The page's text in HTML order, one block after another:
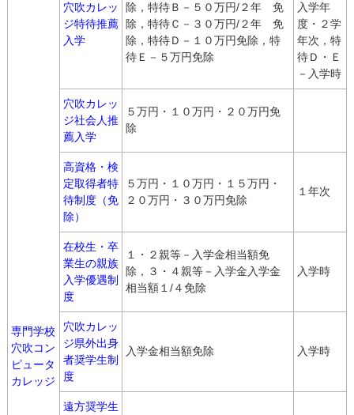
専門学校
穴吹コン
ピュータ
カレッジ
穴吹カレッ
ジ特待推薦
入学
除，特待Ｂ－５０万円/２年 免
除，特待Ｃ－３０万円/２年 免
除，特待Ｄ－１０万円免除，特
待Ｅ－５万円免除
入学年
度・２学
年次，特
待Ｄ・Ｅ
－入学時
穴吹カレッ
ジ社会人推
薦入学
５万円・１０万円・２０万円免
除
高資格・検
定取得者特
待制度（免
除）
５万円・１０万円・１５万円・
２０万円・３０万円免除
１年次
在校生・卒
業生の親族
入学優遇制
度
１・２親等－入学金相当額免
除，３・４親等－入学金入学金
相当額１/４免除
入学時
穴吹カレッ
ジ県外出身
者奨学生制
度
入学金相当額免除 入学時
遠方奨学生